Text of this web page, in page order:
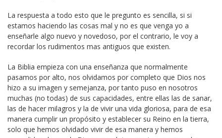
La respuesta a todo esto que le pregunto es sencilla, si si
estamos haciendo las cosas mal y no es que venga yo a
enseñarle algo nuevo y novedoso, por el contrario, le voy a
recordar los rudimentos mas antiguos que existen.
La Biblia empieza con una enseñanza que normalmente
pasamos por alto, nos olvidamos por completo que Dios nos
hizo a su imagen y semejanza, por tanto puso en nosotros
muchas (no todas) de sus capacidades, entre ellas las de sanar,
las de hacer milagros y la de vivir una vida gloriosa, para de esa
manera cumplir un propósito y establecer su Reino en la tierra,
solo que hemos olvidado vivir de esa manera y hemos